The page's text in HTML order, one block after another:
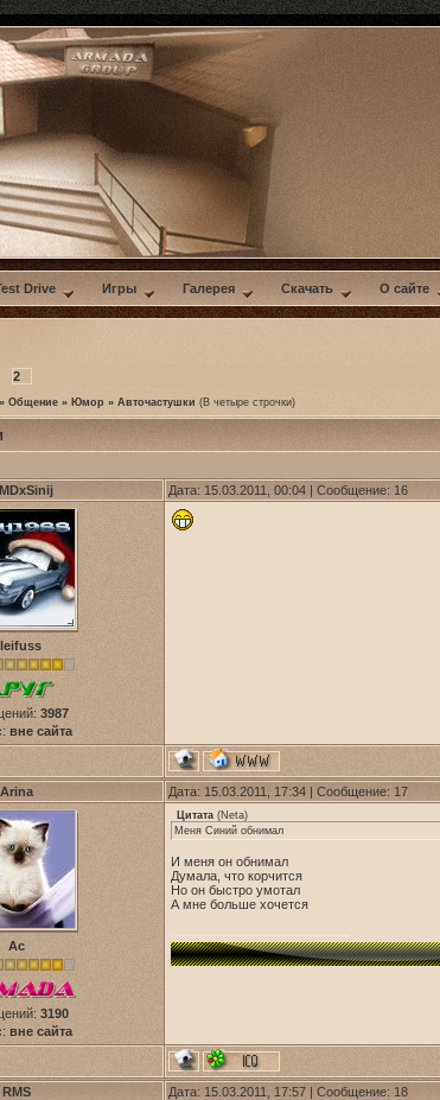
Drive Игры Галерея Скачать О сайте
2
» Общение » Юмор » Авточастушки (В четыре строчки)
Дата: 15.03.2011, 00:04 | Сообщение: 16
3987
вне сайта
Arina Дата: 15.03.2011, 17:34 | Сообщение: 17
Ас
3190
вне сайта
Цитата (Neta)
Меня Синий обнимал
И меня он обнимал
Думала, что корчится
Но он быстро умотал
А мне больше хочется
RMS Дата: 15.03.2011, 17:57 | Сообщение: 18